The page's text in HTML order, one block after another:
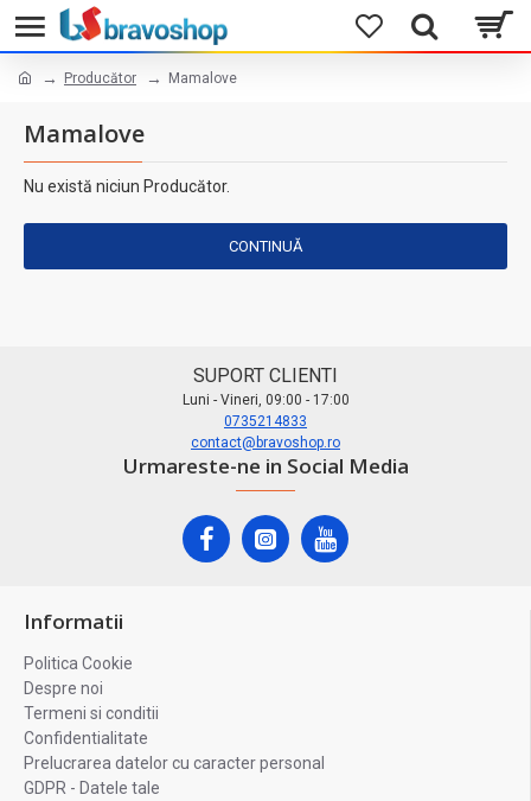
Producător Mamalove
Mamalove
Nu există niciun Producător.
CONTINUĂ
SUPORT CLIENTI
Luni - Vineri, 09:00 - 17:00
0735214833
contact@bravoshop.ro
Urmareste-ne in Social Media
Informatii
Politica Cookie
Despre noi
Termeni si conditii
Confidentialitate
Prelucrarea datelor cu caracter personal
GDPR - Datele tale